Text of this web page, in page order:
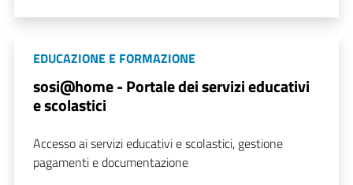
EDUCAZIONE E FORMAZIONE
sosi@home - Portale dei servizi educativi
e scolastici
Accesso ai servizi educativi e scolastici, gestione
pagamenti e documentazione